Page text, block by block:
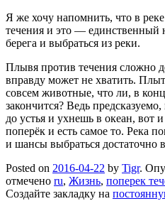
Я же хочу напомнить, что в
течения и это — единственный
берега и выбраться из реки.
Плывя против течения сложно
вправду может не хватить.
совсем животные, что ли, в
закончится? Ведь
до устья и ухнешь в океан, вот
поперёк и есть самое то. Река
и шансы выбраться достаточно
Posted on 2016-04-22 by Tigr.
отмечено ru, Жизнь, поперек
Создайте закладку на